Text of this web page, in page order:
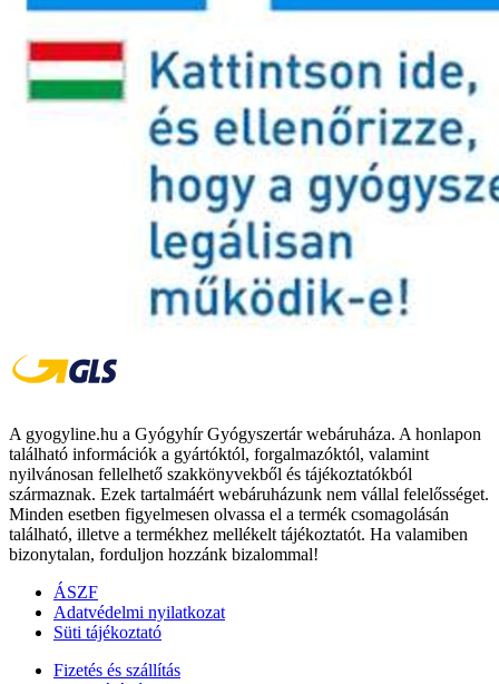
A gyogyline.hu a Gyógyhír Gyógyszertár webáruháza. A honlapon
található információk a gyártóktól, forgalmazóktól, valamint
nyilvánosan fellelhető szakkönyvekből és tájékoztatókból
származnak. Ezek tartalmáért webáruházunk nem vállal felelősséget.
Minden esetben figyelmesen olvassa el a termék csomagolásán
található, illetve a termékhez mellékelt tájékoztatót. Ha valamiben
bizonytalan, forduljon hozzánk bizalommal!
ÁSZF
Adatvédelmi nyilatkozat
Süti tájékoztató
Fizetés és szállítás